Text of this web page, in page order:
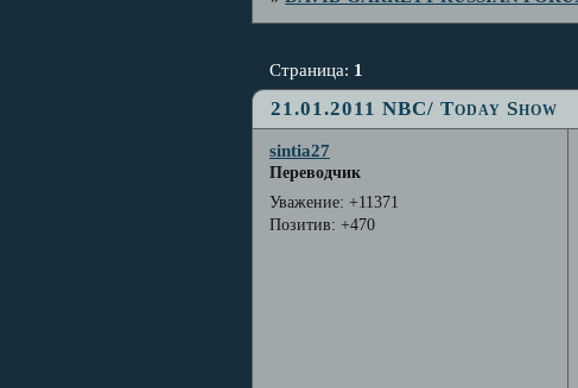
21.01.2011 NBC/ Today Show
Страница: 1
sintia27
Переводчик
Уважение: +11371
Позитив: +470